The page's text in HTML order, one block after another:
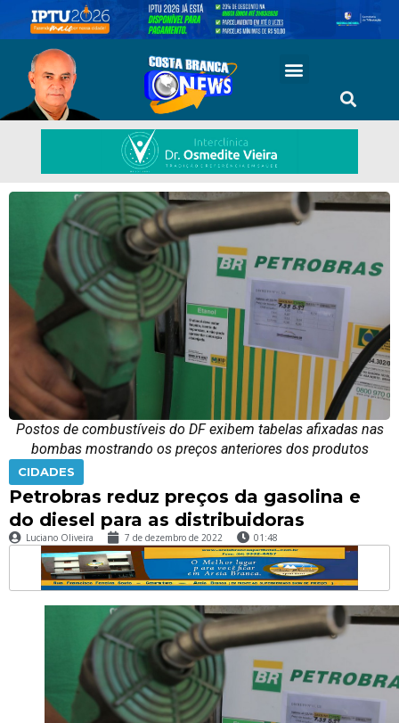
Postos de combustíveis do DF exibem tabelas afixadas nas
bombas mostrando os preços anteriores dos produtos
CIDADES
Petrobras reduz preços da gasolina e
do diesel para as distribuidoras
Luciano Oliveira 7 de dezembro de 2022 01:48